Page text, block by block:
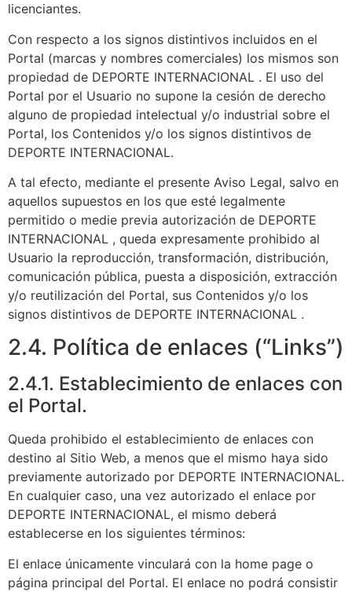
licenciantes.
Con respecto a los signos distintivos incluidos en el
Portal (marcas y nombres comerciales) los mismos son
propiedad de DEPORTE INTERNACIONAL . El uso del
Portal por el Usuario no supone la cesión de derecho
alguno de propiedad intelectual y/o industrial sobre el
Portal, los Contenidos y/o los signos distintivos de
DEPORTE INTERNACIONAL.
A tal efecto, mediante el presente Aviso Legal, salvo en
aquellos supuestos en los que esté legalmente
permitido o medie previa autorización de DEPORTE
INTERNACIONAL , queda expresamente prohibido al
Usuario la reproducción, transformación, distribución,
comunicación pública, puesta a disposición, extracción
y/o reutilización del Portal, sus Contenidos y/o los
signos distintivos de DEPORTE INTERNACIONAL .
2.4. Política de enlaces (“Links”)
2.4.1. Establecimiento de enlaces con
el Portal.
Queda prohibido el establecimiento de enlaces con
destino al Sitio Web, a menos que el mismo haya sido
previamente autorizado por DEPORTE INTERNACIONAL.
En cualquier caso, una vez autorizado el enlace por
DEPORTE INTERNACIONAL, el mismo deberá
establecerse en los siguientes términos:
El enlace únicamente vinculará con la home page o
página principal del Portal. El enlace no podrá consistir